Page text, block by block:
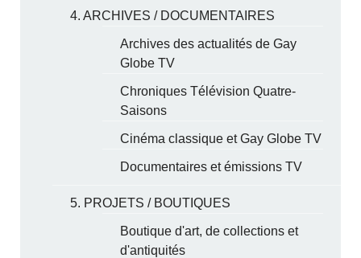
4. ARCHIVES / DOCUMENTAIRES
Archives des actualités de Gay
Globe TV
Chroniques Télévision Quatre-
Saisons
Cinéma classique et Gay Globe TV
Documentaires et émissions TV
5. PROJETS / BOUTIQUES
Boutique d'art, de collections et
d'antiquités